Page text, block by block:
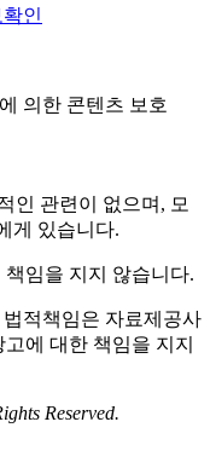
인
의한 콘텐츠 보호
인 관련이 없으며, 모
게 있습니다.
책임을 지지 않습니다.
적책임은 자료제공사
에 대한 책임을 지지
Reserved.